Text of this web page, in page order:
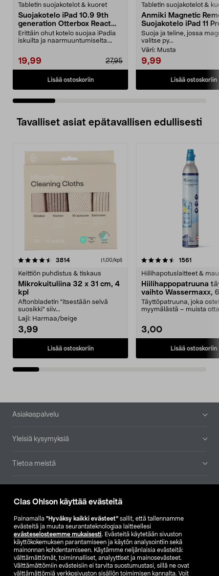
Clas Ohlson käyttää evästeitä
Painamalla ”Hyväksy kaikki evästeet” sallit, että tallennamme
evästeitä ja muuta seurantateknologiaa laitteellesi
evästeselosteemme mukaisesti. Evästeitä käytetään sivuston
käyttökokemuksen parantamiseen ja käytön analysointiin sekä
mainonnan kohdentamiseen. Käytämme neljänlaisia evästeitä:
välttämättömät, toiminnalliset, analyyttiset ja mainosevästeet.
Välttämättömiin evästeisiin ei tarvita suostumustasi, sillä ne ovat
välttämättömiä verkkosivuston sisällön toimimisen kannalta. Voit
Tabletin suojakotelot & kuoret
Suojakotelo iPad 10.9 9th
generation Otterbox React
Folio
Erittäin ohut kotelo suojaa iPadia
iskuilta ja naarmuuntumiselta.
19,99 27,95
Lisää ostoskoriin
Tabletin suojakotelot &
Anmiki Magnetic
Suojakotelo iPad 11
Suoja ja teline, jossa
valitse py...
Väri: Musta
9,99
Lisää ostoskoriin
Tavalliset asiat epätavallisen edullisesti
3814arvostelut (1,00/kpl)
Keittiön puhdistus & tiskaus
Mikrokuituliina 32 x 31 cm, 4
kpl
Aftonbladetin "itsestään selvä
suosikki" siiv...
Laji: Harmaa/beige
3,99
Lisää ostoskoriin
4.5viidestä
1561
Hiilihapotuslaitteet &
Hiilihappopatruuna
vaihto Wassermaxx,
Täyttöpatruuna, joka
myymälästä – muista
3,00
Lisää ostoskoriin
4.5viidestä
Alatunniste
Asiakaspalvelu
Yleisiä kysymyksiä
Tietoa meistä
Etsi myymälä
SE NO FI